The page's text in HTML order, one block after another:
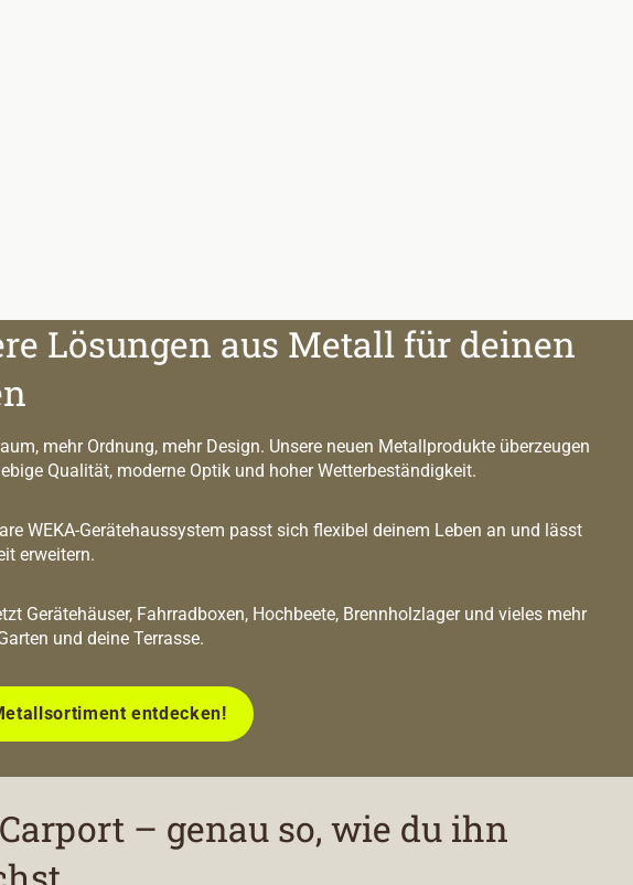
Lösungen aus Metall für deinen
mehr Ordnung, mehr Design. Unsere neuen Metallprodukte überzeugen
Qualität, moderne Optik und hoher Wetterbeständigkeit.
WEKA-Gerätehaussystem passt sich flexibel deinem Leben an und lässt
erweitern.
Gerätehäuser, Fahrradboxen, Hochbeete, Brennholzlager und vieles mehr
und deine Terrasse.
entdecken!
– genau so, wie du ihn